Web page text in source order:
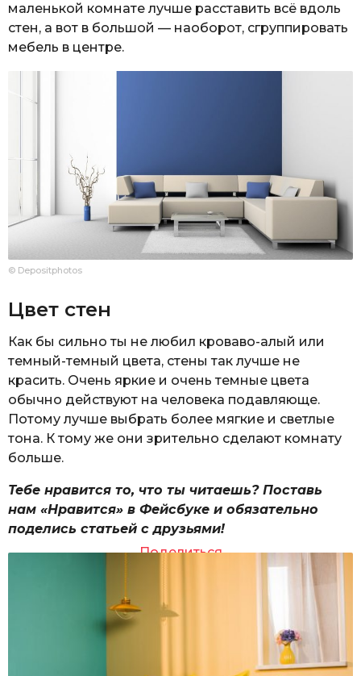
маленькой комнате лучше расставить всё вдоль
стен, а вот в большой — наоборот, сгруппировать
мебель в центре.
© Depositphotos
Цвет стен
Как бы сильно ты не любил кроваво-алый или
темный-темный цвета, стены так лучше не
красить. Очень яркие и очень темные цвета
обычно действуют на человека подавляюще.
Потому лучше выбрать более мягкие и светлые
тона. К тому же они зрительно сделают комнату
больше.
Тебе нравится то, что ты читаешь? Поставь
нам «Нравится» в Фейсбуке и обязательно
поделись статьей с друзьями!
Поделиться